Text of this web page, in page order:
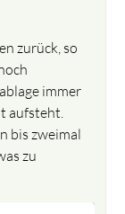
zurück, so
immer
aufsteht.
bis zweimal
zu